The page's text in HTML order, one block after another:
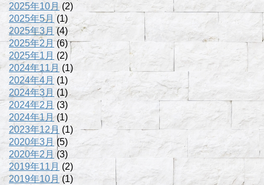
2025年10月(2)
2025年5月 (1)
2025年3月 (4)
2025年2月(6)
2025年1月 (2)
2024年11月 (1)
2024年4月 (1)
2024年3月 (1)
2024年2月 (3)
2024年1月(1)
2023年12月 (1)
2020年3月 (5)
2020年2月 (3)
2019年11月 (2)
2019年10月 (1)